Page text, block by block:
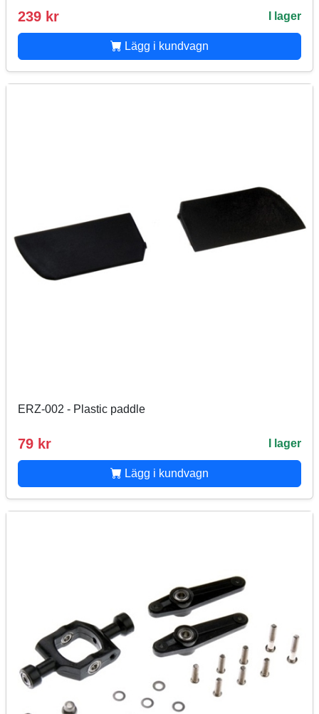
239 kr I lager
Lägg i kundvagn
ERZ-002 - Plastic paddle
79 kr I lager
Lägg i kundvagn